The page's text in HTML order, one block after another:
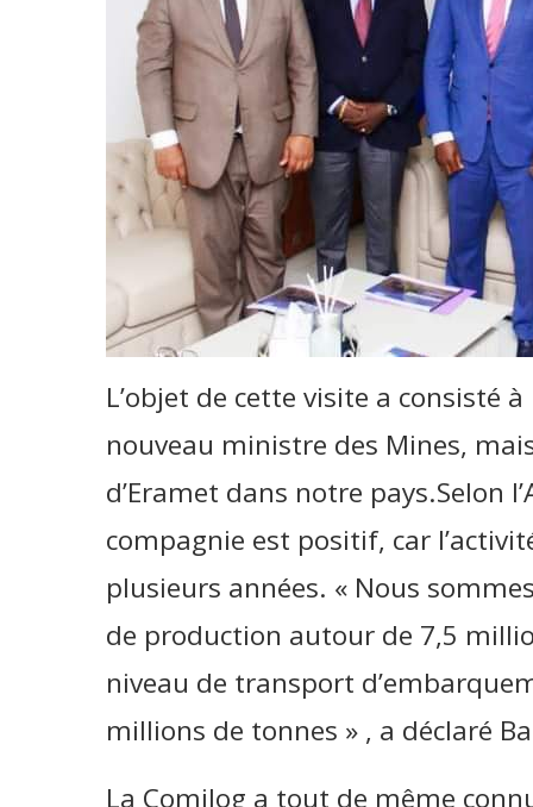
L’objet de cette visite a consisté
nouveau ministre des Mines,
d’Eramet dans notre pays.Selon
compagnie est positif, car
plusieurs années. « Nous
de production autour de 7,5
niveau de transport
millions de tonnes » , a déclaré
La Comilog a tout de même